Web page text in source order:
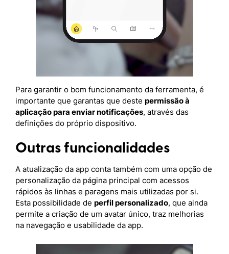
Para garantir o bom funcionamento da ferramenta, é
importante que garantas que deste permissão à
aplicação para enviar notificações, através das
definições do próprio dispositivo.
Outras funcionalidades
A atualização da app conta também com uma opção de
personalização da página principal com acessos
rápidos às linhas e paragens mais utilizadas por si.
Esta possibilidade de perfil personalizado, que ainda
permite a criação de um avatar único, traz melhorias
na navegação e usabilidade da app.